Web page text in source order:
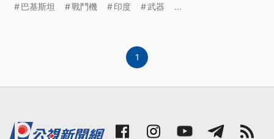
方，軍事武器競賽的實驗場。
巴基斯坦 戰鬥機 印度 武器 ...
1